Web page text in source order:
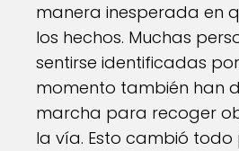
manera inesperada en
los hechos. Muchas
sentirse identificadas
momento también han
marcha para recoger
la vía. Esto cambió todo